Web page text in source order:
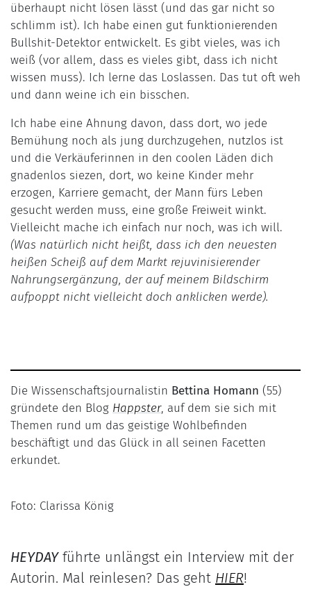
überhaupt nicht lösen lässt (und das gar nicht so
schlimm ist). Ich habe einen gut funktionierenden
Bullshit-Detektor entwickelt. Es gibt vieles, was ich
weiß (vor allem, dass es vieles gibt, dass ich nicht
wissen muss). Ich lerne das Loslassen. Das tut oft weh
und dann weine ich ein bisschen.
Ich habe eine Ahnung davon, dass dort, wo jede
Bemühung noch als jung durchzugehen, nutzlos ist
und die Verkäuferinnen in den coolen Läden dich
gnadenlos siezen, dort, wo keine Kinder mehr
erzogen, Karriere gemacht, der Mann fürs Leben
gesucht werden muss, eine große Freiweit winkt.
Vielleicht mache ich einfach nur noch, was ich will.
(Was natürlich nicht heißt, dass ich den neuesten
heißen Scheiß auf dem Markt rejuvinisierender
Nahrungsergänzung, der auf meinem Bildschirm
aufpoppt nicht vielleicht doch anklicken werde).
Die Wissenschaftsjournalistin Bettina Homann (55)
gründete den Blog Happster, auf dem sie sich mit
Themen rund um das geistige Wohlbefinden
beschäftigt und das Glück in all seinen Facetten
erkundet.
Foto: Clarissa König
HEYDAYführte unlängst ein Interview mit der
Autorin. Mal reinlesen? Das geht HIER!